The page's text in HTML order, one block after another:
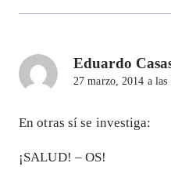
Eduardo
27 marzo, 2014 a las
En otras sí se investiga:
¡SALUD! – OS!